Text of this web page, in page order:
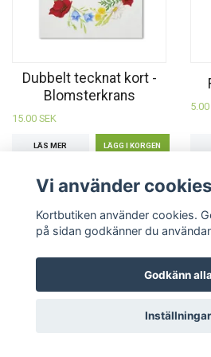
Dubbelt tecknat kort -
Blomsterkrans
15.00 SEK
LÄS MER
5.00
Vi använder cookies
Kortbutiken använder cookies.
på sidan godkänner du
Godkänn alla
Inställningar